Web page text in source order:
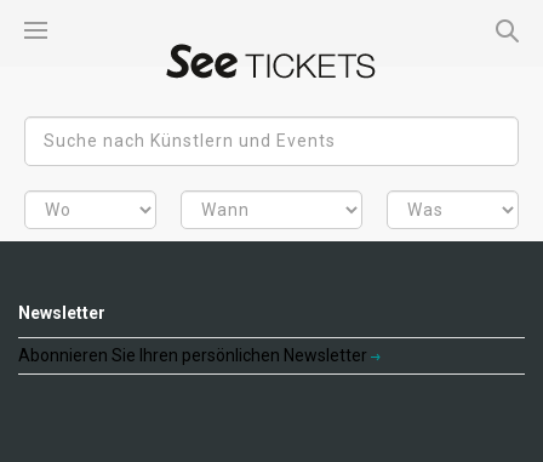
Newsletter
Abonnieren Sie Ihren persönlichen Newsletter